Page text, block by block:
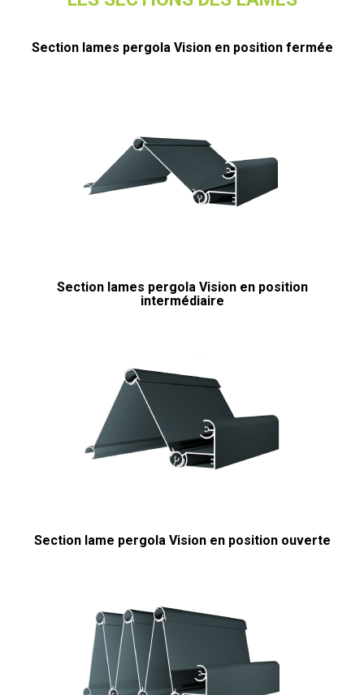
Section lames pergola Vision en position fermée
Section lames pergola Vision en position
intermédiaire
Section lame pergola Vision en position ouverte